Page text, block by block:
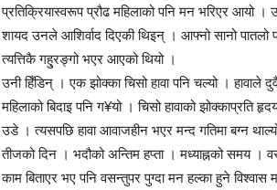
प्रतिक्रियास्वरूप प्रौढ महिलाको पनि मन भरिएर आयो
शायद उनले आशिर्वाद दिएकी थिइन् । आफ्नो सानो
त्यत्तिकै गहु्रङ्गो भएर आएको थियो ।
उनी हिँडिन् । एक झोक्का चिसो हावा पनि चल्यो । हावाले
महिलाको बिदाइ पनि ग¥यो । चिसो हावाको
उडे । त्यसपछि हावा आवाजहीन भएर मन्द गतिमा बग्न
तीजको दिन । भदौको अन्तिम हप्ता । मध्याह्नको समय ।
काम बिताएर भए पनि वसन्तुपर पुग्दा मन हल्का हुने विश्वास